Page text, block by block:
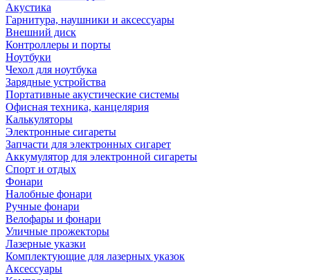
Акустика
Гарнитура, наушники и аксессуары
Внешний диск
Контроллеры и порты
Ноутбуки
Чехол для ноутбука
Зарядные устройства
Портативные акустические системы
Офисная техника, канцелярия
Калькуляторы
Электронные сигареты
Запчасти для электронных сигарет
Аккумулятор для электронной сигареты
Спорт и отдых
Фонари
Налобные фонари
Ручные фонари
Велофары и фонари
Уличные прожекторы
Лазерные указки
Комплектующие для лазерных указок
Аксессуары